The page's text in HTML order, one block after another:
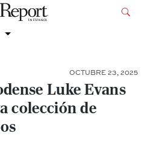
OCTUBRE 23, 2025
Luke Evans
colección de